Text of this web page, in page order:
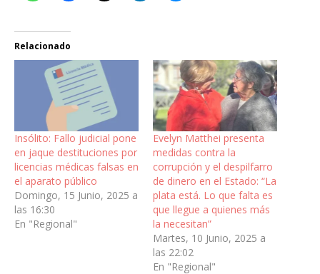
Relacionado
Insólito: Fallo judicial pone
en jaque destituciones por
licencias médicas falsas en
el aparato público
Domingo, 15 Junio, 2025 a
las 16:30
En "Regional"
Evelyn Matthei presenta
medidas contra la
corrupción y el despilfarro
de dinero en el Estado: “La
plata está. Lo que falta es
que llegue a quienes más
la necesitan”
Martes, 10 Junio, 2025 a
las 22:02
En "Regional"